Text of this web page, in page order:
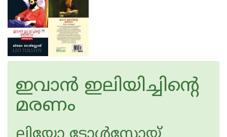
ഇവാ‌ന്‍ ഇലിയിച്ചിന്റെ
മരണം